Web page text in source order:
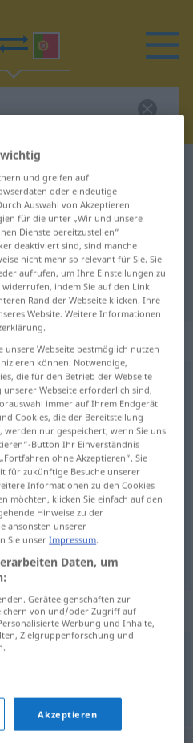
"drankommen"
anklicken/antippen)
"drankommen"
und greifen auf
oder eindeutige
Auswahl von Akzeptieren
für die unter „Wir und unsere
Dienste bereitzustellen“
deaktiviert sind, sind manche
nicht mehr so relevant für Sie. Sie
aufrufen, um Ihre Einstellungen zu
indem Sie auf den Link
Rand der Webseite klicken. Ihre
Website. Weitere Informationen
unsere Webseite bestmöglich nutzen
können. Notwendige,
die für den Betrieb der Webseite
Webseite erforderlich sind,
immer auf Ihrem Endgerät
Cookies, die der Bereitstellung
nur gespeichert, wenn Sie uns
Button Ihr Einverständnis
ohne Akzeptieren“. Sie
für zukünftige Besuche unserer
Informationen zu den Cookies
möchten, klicken Sie einfach auf den
Hinweise zu der
ansonsten unserer
Sie unserImpressum.
Daten, um
Geräteeigenschaften zur
von und/oder Zugriff auf
Werbung und Inhalte,
Zielgruppenforschung und
Akzeptieren